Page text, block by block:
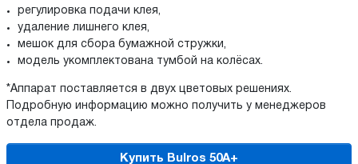
регулировка подачи клея,
удаление лишнего клея,
мешок для сбора бумажной стружки,
модель укомплектована тумбой на колёсах.
*Аппарат поставляется в двух цветовых решениях.
Подробную информацию можно получить у менеджеров
отдела продаж.
Купить Bulros 50A+